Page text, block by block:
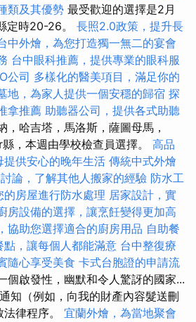
類及其優勢 最受歡迎的選擇是2月
定時20-26。 長照2.0政策，提升長
中外燴，為您打造獨一無二的宴會
台中眼科推薦，提供專業的眼科服
公司 多樣化的醫美項目，滿足你的
地，為家人提供一個安穩的歸宿 探
拿推薦 助聽器公司，提供各式助聽
，哈吉塔，馬洛斯，薩圖母馬，
，本週由學校檢查員選擇。 高品
供安心的晚年生活 傳統中式外燴
論，了解其他人搬家的經驗 防水工
房屋進行防水處理 居家設計，實
房設備的選擇，讓烹飪變得更加高
協助您選擇適合的廚房用品 自助餐
，讓每個人都能滿意 台中整復療
隨心享受美食 卡式台胞證的申請流
個啟發性，幽默和令人驚訝的國家...
知（例如，向我的財產內容髮送刪
律程序。 宜蘭外燴，為當地聚會